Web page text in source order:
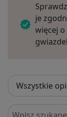
je
więcej
Szukaj w